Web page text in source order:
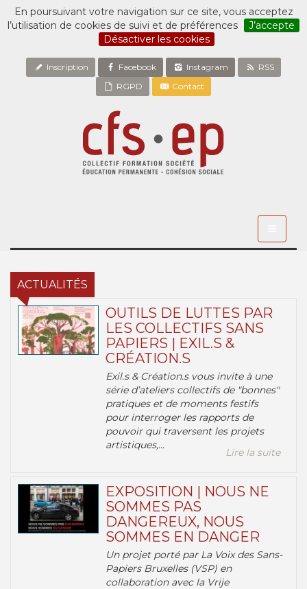
En poursuivant votre navigation sur ce site, vous acceptez
l’utilisation de cookies de suivi et de préférences
J’accepte
Désactiver les cookies
Inscription Facebook Instagram
RSS
RGPD
Contact
ACTUALITÉS
OUTILS DE LUTTES PAR
LES COLLECTIFS SANS
PAPIERS | EXIL.S &
CRÉATION.S
Exil.s & Création.s vous invite à une
série d’ateliers collectifs de "bonnes"
pratiques et de moments festifs
pour interroger les rapports de
pouvoir qui traversent les projets
artistiques,...
Lire la suite
EXPOSITION | NOUS NE
SOMMES PAS
DANGEREUX, NOUS
SOMMES EN DANGER
Un projet porté par La Voix des Sans-
Papiers Bruxelles (VSP) en
collaboration avec la Vrije